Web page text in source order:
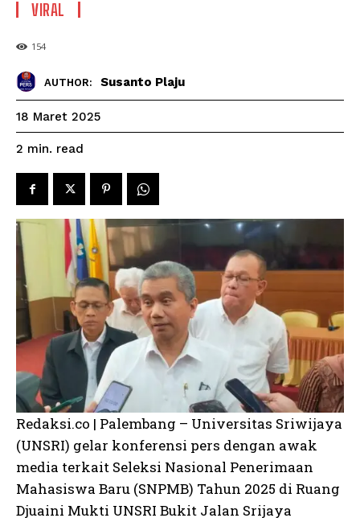
VIRAL
154
AUTHOR: Susanto Plaju
18 Maret 2025
2 min. read
Redaksi.co | Palembang – Universitas Sriwijaya
(UNSRI) gelar konferensi pers dengan awak
media terkait Seleksi Nasional Penerimaan
Mahasiswa Baru (SNPMB) Tahun 2025 di Ruang
Djuaini Mukti UNSRI Bukit Jalan Srijaya